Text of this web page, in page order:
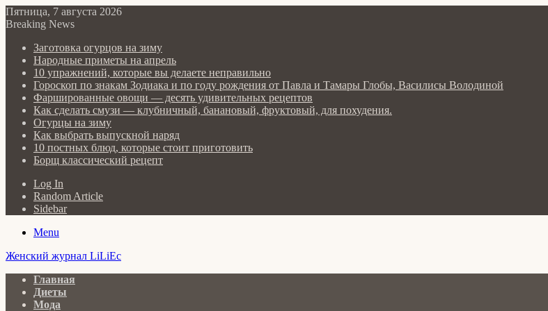
Пятница, 7 августа 2026
Breaking News
Заготовка огурцов на зиму
Народные приметы на апрель
10 упражнений, которые вы делаете неправильно
Гороскоп по знакам Зодиака и по году рождения от Павла и Тамары Глобы, Василисы Володиной
Фаршированные овощи — десять удивительных рецептов
Как сделать cмузи — клубничный, банановый, фруктовый, для похудения.
Огурцы на зиму
Как выбрать выпускной наряд
10 постных блюд, которые стоит приготовить
Борщ классический рецепт
Log In
Random Article
Sidebar
Menu
Женский журнал LiLiEc
Главная
Диеты
Мода